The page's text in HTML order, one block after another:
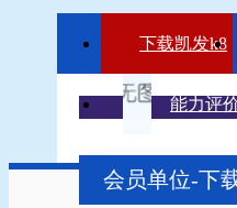
下载凯发k8
能力评
会员单位-下